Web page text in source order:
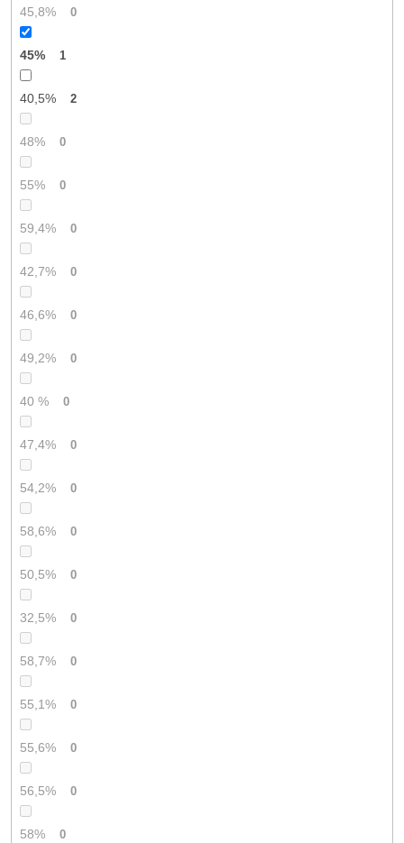
45,8% 0
45% 1
40,5% 2
48% 0
55% 0
59,4% 0
42,7% 0
46,6% 0
49,2% 0
40 % 0
47,4% 0
54,2% 0
58,6% 0
50,5% 0
32,5% 0
58,7% 0
55,1% 0
55,6% 0
56,5% 0
58% 0